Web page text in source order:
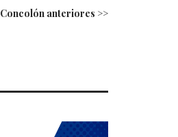
Concolón anteriores >>